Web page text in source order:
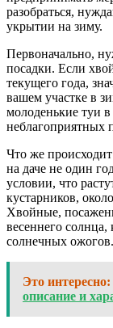
разобраться,
укрытии на зиму.
Первоначально,
посадки. Если
текущего года,
вашем участке в
молоденькие туи
неблагоприятных
Что же
на даче не один
условии, что
кустарников,
Хвойные,
весеннего
солнечных ожогов.
Это интересно:
описание и